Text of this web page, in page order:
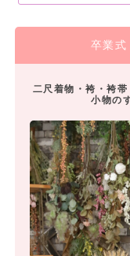
卒業
二尺着物・袴・袴
小物の